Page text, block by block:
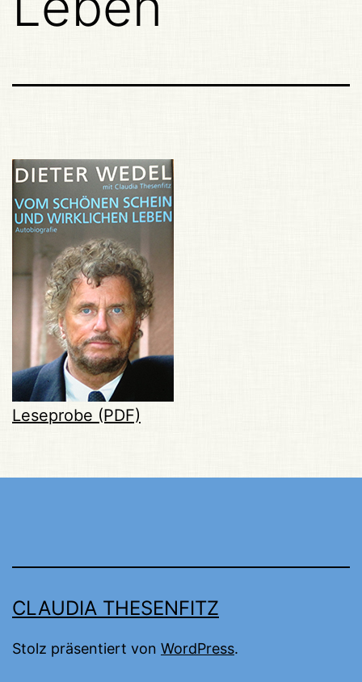
Leseprobe (PDF)
CLAUDIA THESENFITZ
Stolz präsentiert von WordPress.